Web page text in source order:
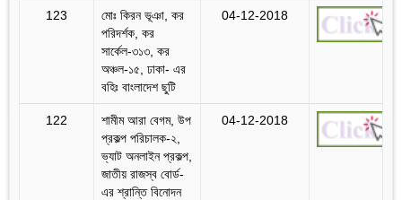
123
মোঃ কিরন ভূঞা, কর
পরিদর্শক, কর
সার্কেল-৩১৩, কর
অঞ্চল-১৫, ঢাকা- এর
বহিঃ বাংলাদেশ ছুটি
04-12-2018
122
শামীম আরা বেগম, উপ
প্রকল্প পরিচালক-২,
ভ্যাট অনলাইন প্রকল্প,
জাতীয় রাজস্ব বোর্ড-
এর শ্রান্তি বিনোদন
04-12-2018